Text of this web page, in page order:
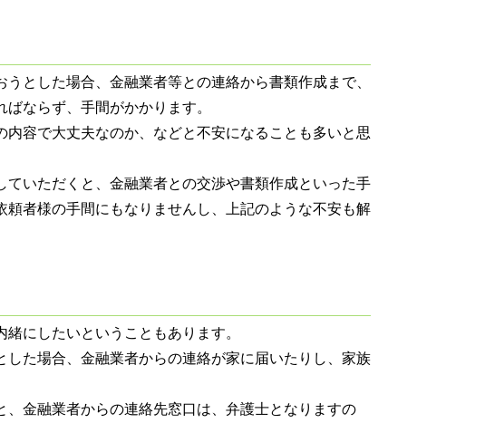
とした場合、金融業者等との連絡から書類作成まで、
ならず、手間がかかります。
内容で大丈夫なのか、などと不安になることも多いと思
いただくと、金融業者との交渉や書類作成といった手
者様の手間にもなりませんし、上記のような不安も解
にしたいということもあります。
た場合、金融業者からの連絡が家に届いたりし、家族
金融業者からの連絡先窓口は、弁護士となりますの